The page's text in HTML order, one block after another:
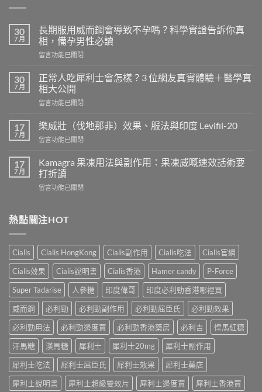
30
7 月
長期服用威而鋼會導致不孕嗎？科學實證告訴你真
相，備孕男性必讀
在
期
服
用
威
鋼
導
不
孕
嗎？
科
實
證
你
真
相，
備
孕
男
必
讀〉
中
留言功能已關閉
30
7 月
正常人吃犀利士會怎樣？3 位網友真實體驗＋醫學真
相大公開
在
常
人
吃
利
士
怎
位
真
實
體
驗
＋
醫
真
相
大
開〉
中
留言功能已關閉
17
7 月
樂威壯（伐地那非）效果、服法與印度 Levifil-20
在
威
壯
（伐
地
效
法
與
印
度
Levifil-
20〉
留言功能已關閉
17
7 月
Kamagra 果凍用法與副作用：果凍威嘅速效話術要
打折讀
在
凍
用
與
副
作
用：
果
凍
嘅
速
效
術
要
打
折
留言功能已關閉
熱點關注HOT
Cialis Cialis HongKong Cialis副作用 Cialis吃法
Cialis官網
Cialis效果
Cialis說明書 Cialis香港 Hamer candy
P-Force
Super Tadarise
人參糖 印度偉哥
印度必利勁香港哪裡買
威而鋼
必利勁 必利勁副作用 必利勁屈臣氏
必利勁效果
必利勁用法
必利勁邊度買 必利勁香港藥房 必利吉
悍馬紅糖
汗馬糖
漢馬糖 犀利士 犀利士20mg
犀利士副作用
犀利士吃法
犀利士屈臣氏 犀利士效果
犀利士藥店
犀利士說明書
犀利士超級雙效片 犀利士邊度買 犀利士香港買